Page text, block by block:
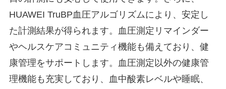
HUAWEI TruBP血圧アルゴリズムにより、安定し
た計測結果が得られます。血圧測定リマインダー
やヘルスケアコミュニティ機能も備えており、健
康管理をサポートします。血圧測定以外の健康管
理機能も充実しており、血中酸素レベルや睡眠、